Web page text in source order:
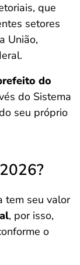
que
setores
União,
do
do Sistema
seu próprio
tem seu valor
, por isso,
o